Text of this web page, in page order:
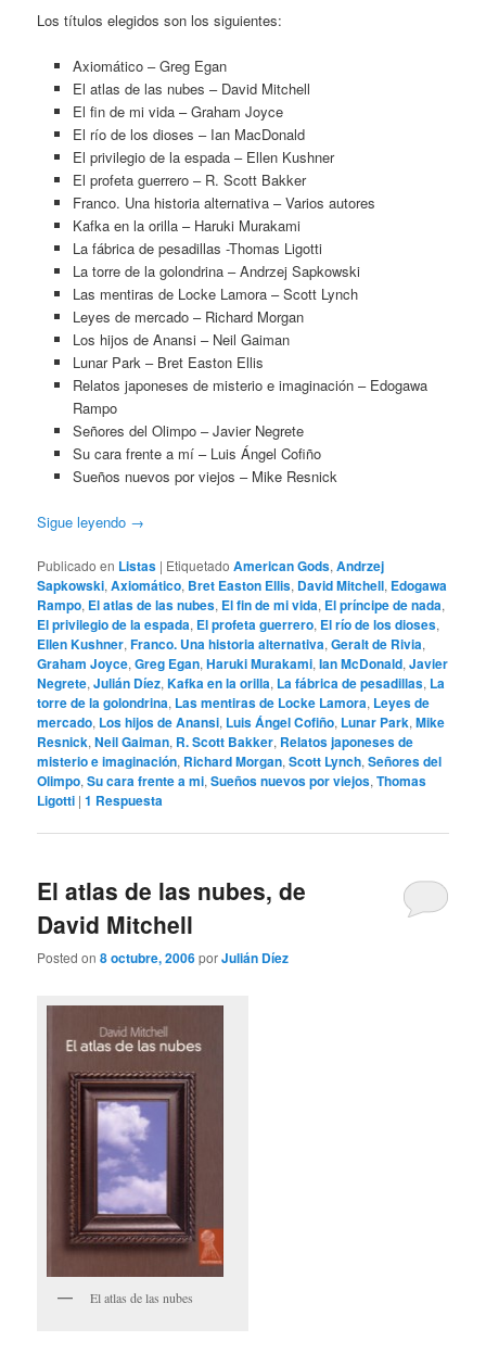
Los títulos elegidos son los siguientes:
Axiomático – Greg Egan
El atlas de las nubes – David Mitchell
El fin de mi vida – Graham Joyce
El río de los dioses – Ian MacDonald
El privilegio de la espada – Ellen Kushner
El profeta guerrero – R. Scott Bakker
Franco. Una historia alternativa – Varios autores
Kafka en la orilla – Haruki Murakami
La fábrica de pesadillas -Thomas Ligotti
La torre de la golondrina – Andrzej Sapkowski
Las mentiras de Locke Lamora – Scott Lynch
Leyes de mercado – Richard Morgan
Los hijos de Anansi – Neil Gaiman
Lunar Park – Bret Easton Ellis
Relatos japoneses de misterio e imaginación – Edogawa
Rampo
Señores del Olimpo – Javier Negrete
Su cara frente a mí – Luis Ángel Cofiño
Sueños nuevos por viejos – Mike Resnick
Sigue leyendo →
Publicado en Listas | Etiquetado American Gods,Andrzej
Sapkowski,Axiomático, Bret Easton Ellis, David Mitchell, Edogawa
Rampo, El atlas de las nubes, El fin de mi vida, El príncipe de nada,
El privilegio de la espada, El profeta guerrero, El río de los dioses,
Ellen Kushner,Franco. Una historia alternativa,Geralt de Rivia,
Graham Joyce,Greg Egan,Haruki Murakami,Ian McDonald,Javier
Negrete,Julián Díez,Kafka en la orilla, La fábrica de pesadillas, La
torre de la golondrina, Las mentiras de Locke Lamora, Leyes de
mercado, Los hijos de Anansi, Luis Ángel Cofiño, Lunar Park,Mike
Resnick,Neil Gaiman, R. Scott Bakker, Relatos japoneses de
misterio e imaginación, Richard Morgan,Scott Lynch,Señores del
Olimpo,Su cara frente a mi,Sueños nuevos por viejos,Thomas
Ligotti |1 Respuesta
El atlas de las nubes, de
David Mitchell
Posted on8 octubre, 2006porJulián Díez
El atlas de las nubes